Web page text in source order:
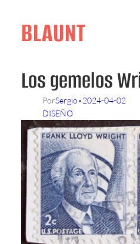
contentBLAUNT
Los gemelos
PorSergio•2024-04-02
DISEÑO